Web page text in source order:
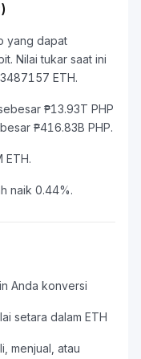
yang dapat
Nilai tukar saat ini
ETH.
₱13.93T PHP
₱416.83B PHP.
ETH.
naik 0.44%.
Anda konversi
setara dalam ETH
menjual, atau